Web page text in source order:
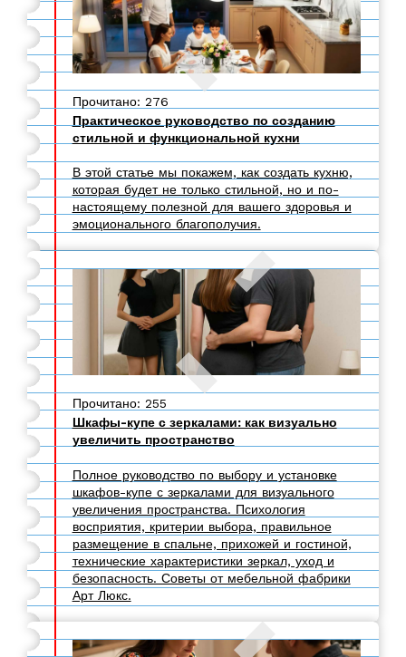
Прочитано: 276
Практическое руководство по созданию
стильной и функциональной кухни
В этой статье мы покажем, как создать кухню,
которая будет не только стильной, но и по-
настоящему полезной для вашего здоровья и
эмоционального благополучия.
Прочитано: 255
Шкафы-купе с зеркалами: как визуально
увеличить пространство
Полное руководство по выбору и установке
шкафов-купе с зеркалами для визуального
увеличения пространства. Психология
восприятия, критерии выбора, правильное
размещение в спальне, прихожей и гостиной,
технические характеристики зеркал, уход и
безопасность. Советы от мебельной фабрики
Арт Люкс.